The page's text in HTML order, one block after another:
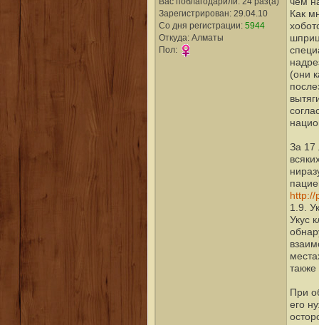
Зарегистрирован: 29.04.10
Со дня регистрации: 5944
Откуда: Алматы
Пол:
Как
(они
За 17
http://
1.9.
Укус
При
его